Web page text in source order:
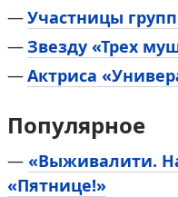
Участницы
Звезду «Трех
Актриса
Популярное
— «Выживалити.
«Пятнице!»